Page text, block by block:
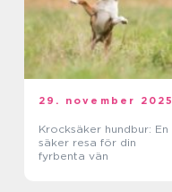
29. november 2025
Krocksäker hundbur: En
säker resa för din
fyrbenta vän